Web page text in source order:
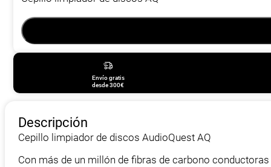
Envío gratis
desde 300€
Descripción
Cepillo limpiador de discos AudioQuest AQ
Con más de un millón de fibras de carbono